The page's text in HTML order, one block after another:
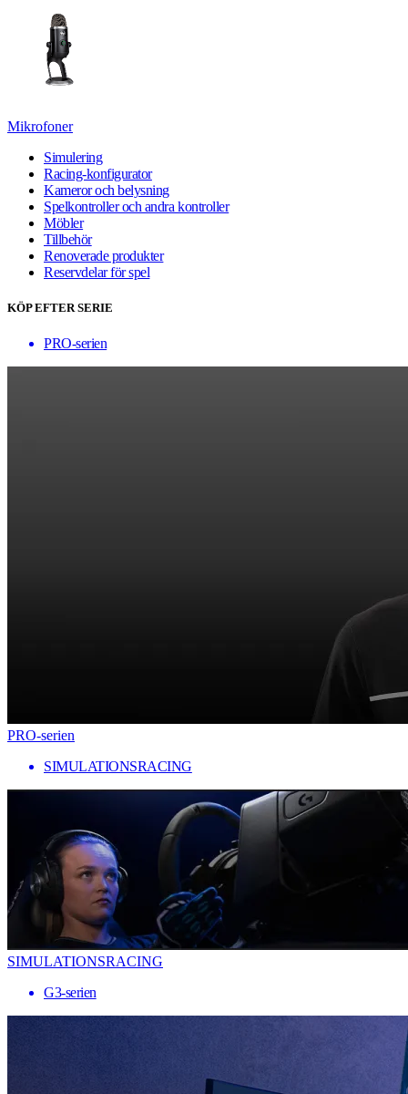
Mikrofoner
Simulering
Racing-konfigurator
Kameror och belysning
Spelkontroller och andra kontroller
Möbler
Tillbehör
Renoverade produkter
Reservdelar för spel
KÖP EFTER SERIE
PRO-serien
PRO-serien
SIMULATIONSRACING
SIMULATIONSRACING
G3-serien